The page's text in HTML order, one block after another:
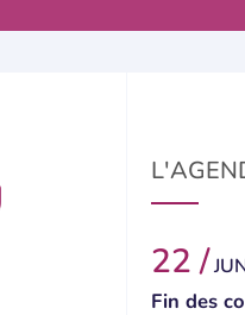
22 /
Fin des